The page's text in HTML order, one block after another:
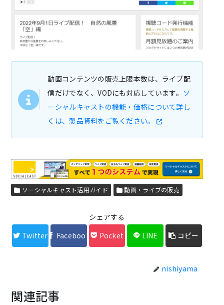
動画コンテンツの販売上限本数は、ライブ配
信だけでなく、VODにも対応しています。 ソ
ーシャルキャストの機能・価格について詳し
くは、製品資料をご覧ください。
ソーシャルキャスト活用ガイド 動画・ライブの販売
シェアする
Twitter
Facebook Pocket LINE コピー
nishiyama
関連記事